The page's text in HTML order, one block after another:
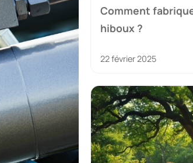
Comment
hiboux ?
22 février 2025